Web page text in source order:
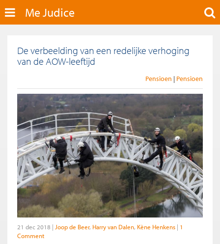
Me Judice
De verbeelding van een redelijke verhoging
van de AOW-leeftijd
Pensioen Pensioen
21 dec 2018 Joop de Beer Harry van Dalen Kène Henkens
1
Comment